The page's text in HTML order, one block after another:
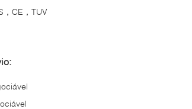
，CE，TUV